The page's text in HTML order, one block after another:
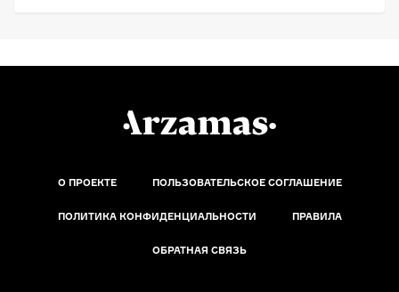
О ПРОЕКТЕ ПОЛЬЗОВАТЕЛЬСКОЕ СОГЛАШЕНИЕ
ПОЛИТИКА КОНФИДЕНЦИАЛЬНОСТИ ПРАВИЛА
ОБРАТНАЯ СВЯЗЬ